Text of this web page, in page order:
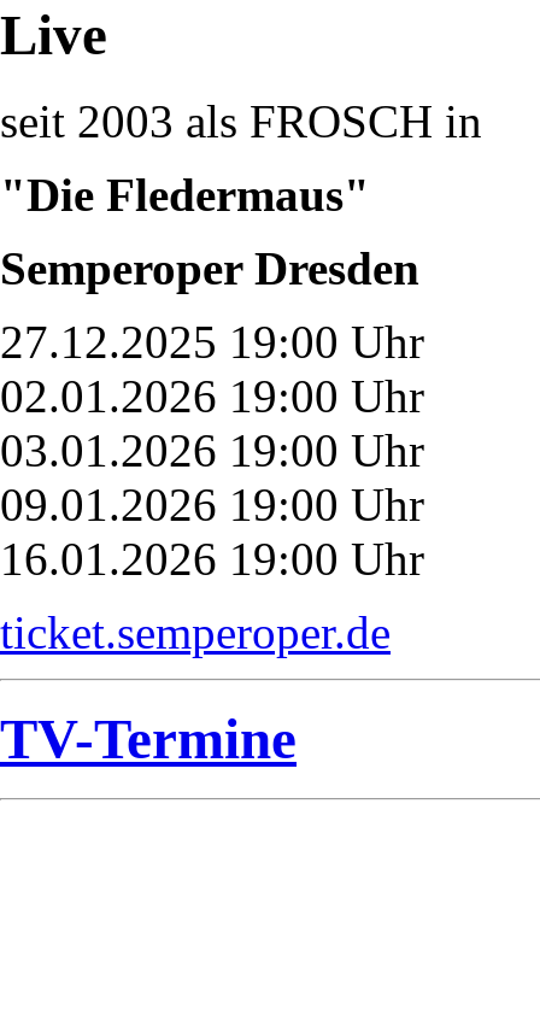
Live
seit 2003 als FROSCH in
"Die Fledermaus"
Semperoper Dresden
27.12.2025 19:00 Uhr
02.01.2026 19:00 Uhr
03.01.2026 19:00 Uhr
09.01.2026 19:00 Uhr
16.01.2026 19:00 Uhr
ticket.semperoper.de
TV-Termine